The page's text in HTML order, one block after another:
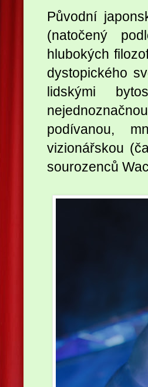
Původní
(natočený
hlubokých
dystopického
lidskými
podívanou,
vizionářskou
sourozenců